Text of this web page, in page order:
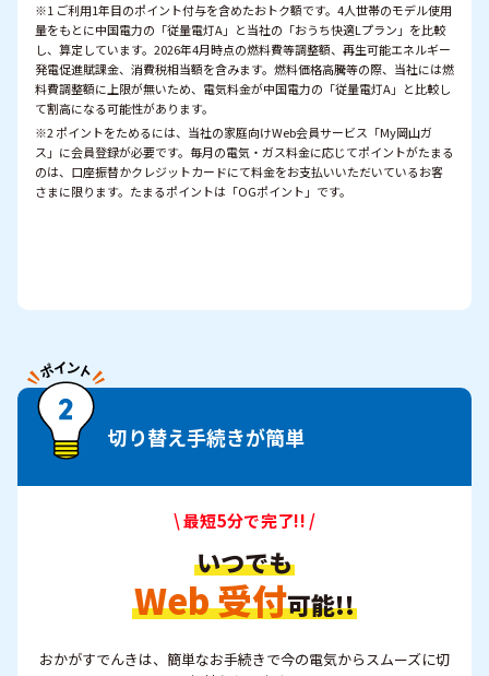
※1 ご利用1年目のポイント付与を含めたおトク額です。4人世帯のモデル使用
量をもとに中国電力の「従量電灯A」と当社の「おうち快適Lプラン」を比較
し、算定しています。2026年4月時点の燃料費等調整額、再生可能エネルギー
発電促進賦課金、消費税相当額を含みます。燃料価格高騰等の際、当社には燃
料費調整額に上限が無いため、電気料金が中国電力の「従量電灯A」と比較し
て割高になる可能性があります。
※2 ポイントをためるには、当社の家庭向けWeb会員サービス「My岡山ガ
ス」に会員登録が必要です。毎月の電気・ガス料金に応じてポイントがたまる
のは、口座振替かクレジットカードにて料金をお支払いいただいているお客
さまに限ります。たまるポイントは「OGポイント」です。
切り替え手続きが簡単
\ 最短5分で完了!! /
いつでも
Web 受付可能!!
おかがすでんきは、簡単なお手続きで今の電気からスムーズに切